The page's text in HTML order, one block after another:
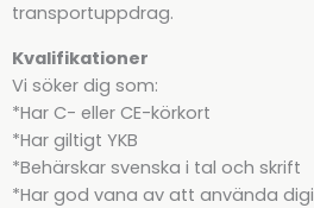
transportuppdrag.
Kvalifikationer
Vi söker dig som:
*Har C- eller CE-körkort
*Har giltigt YKB
*Behärskar svenska i tal och skrift
*Har god vana av att använda